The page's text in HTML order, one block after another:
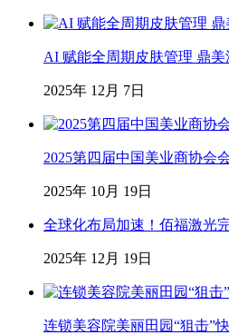
AI 赋能全周期皮肤管理 鼎
2025年 12月 7日
2025第四届中国美业商协会
2025年 10月 19日
全球化布局加速！佰福激光
2025年 12月 19日
连锁美容院美丽田园“狙击”